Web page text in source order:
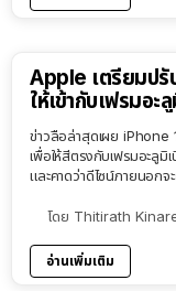
Apple เตรียมปรั
ให้เข้ากับเฟรมอะ
ข่าวลือล่าสุดเผย iPhone
เพื่อให้สีตรงกับเฟรมอะลูมิ
และคาดว่าดีไซน์ภายนอก
โดย Thitirath
อ่านเพิ่มเติม